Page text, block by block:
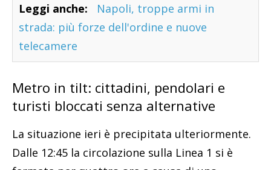
Leggi anche:
Napoli, troppe armi in
strada: più forze dell'ordine e nuove
telecamere
Metro in tilt: cittadini, pendolari e
turisti bloccati senza alternative
La situazione ieri è precipitata ulteriormente.
Dalle 12:45 la circolazione sulla Linea 1 si è